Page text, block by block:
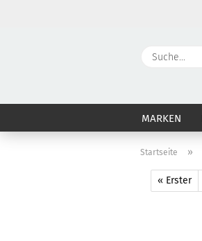
MARKEN
Startseite »
« Erster